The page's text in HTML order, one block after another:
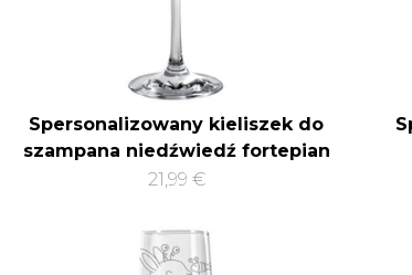
Spersonalizowany kieliszek do
szampana niedźwiedź fortepian
21,99 €